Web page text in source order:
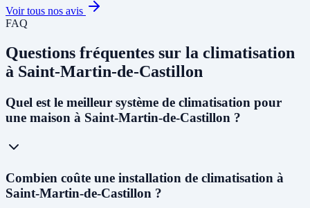
Voir tous nos avis
FAQ
Questions fréquentes sur la climatisation
à Saint-Martin-de-Castillon
Quel est le meilleur système de climatisation pour
une maison à Saint-Martin-de-Castillon ?
À Saint-Martin-de-Castillon, avec leclimat méditerranéen et les
étés chauds
(dépassant souvent 35°C), nous recommandons une
PAC air-air réversible multi-splitpour les maisons individuelles.
Combien coûte une installation de climatisation à
Saint-Martin-de-Castillon ?